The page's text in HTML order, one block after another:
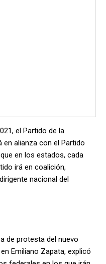
el Partido de la
en alianza con el Partido
en los estados, cada
irá en coalición,
nacional del
de protesta del nuevo
Emiliano Zapata, explicó